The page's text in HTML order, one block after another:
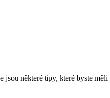
některé tipy, které byste